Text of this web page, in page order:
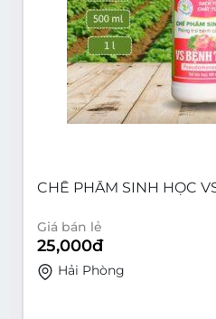
CHẾ PHẨM SINH HỌC
Giá bán lẻ
25,000đ
Hải Phòng